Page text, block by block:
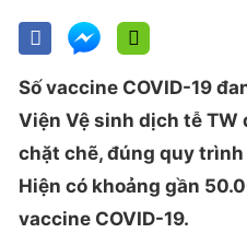
Số vaccine COVID-19
Viện Vệ sinh dịch tễ TW
chặt chẽ, đúng quy
Hiện có khoảng gần
vaccine COVID-19.